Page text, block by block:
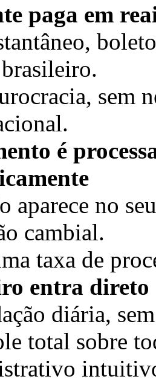
paga em
sem
é
aparece no
cambial.
taxa de
entra direto
diária,
total sobre